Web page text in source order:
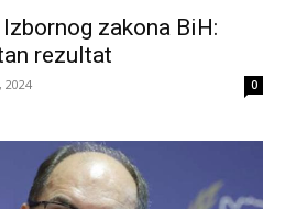
zakona BiH:
rezultat
2024 0